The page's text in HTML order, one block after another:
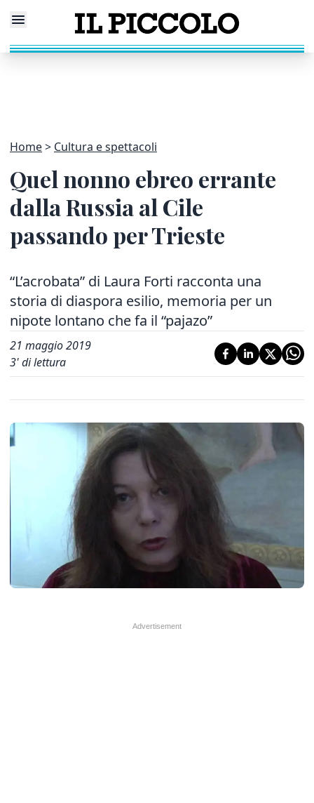
Home Cultura e spettacoli
Quel nonno ebreo errante
dalla Russia al Cile
passando per Trieste
“L’acrobata” di Laura Forti racconta una
storia di diaspora esilio, memoria per un
nipote lontano che fa il “pajazo”
21 maggio 2019
3' di lettura